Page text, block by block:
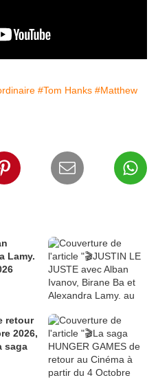
#Tom Hanks #Matthew
Lamy.
retour
2026,
saga